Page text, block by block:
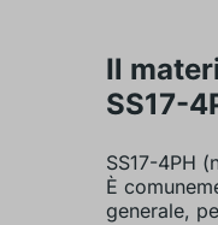
Il
SS17-
SS17-4PH
È
generale,